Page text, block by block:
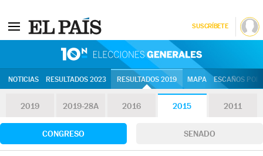
SUSCRÍBETE
NOTICIAS RESULTADOS 2023 RESULTADOS 2019 MAPA ESCAÑOS
2019 2019-28A 2016 2015 2011
CONGRESO SENADO